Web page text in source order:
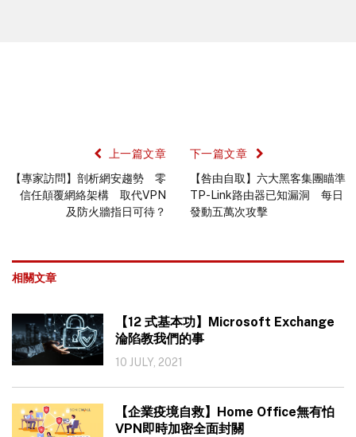
上一篇文章
【專家訪問】剖析網安趨勢 零
信任顛覆網絡架構 取代VPN
及防火牆指日可待？
下一篇文章
【咎由自取】六大黑客集團瞄準
TP-Link路由器已知漏洞 每日
發動五萬次攻擊
相關文章
【12 式基本功】Microsoft Exchange
淪陷教我們的事
10 JULY, 2021
【企業疫境自救】Home Office無有怕
VPN即時加密全面封關